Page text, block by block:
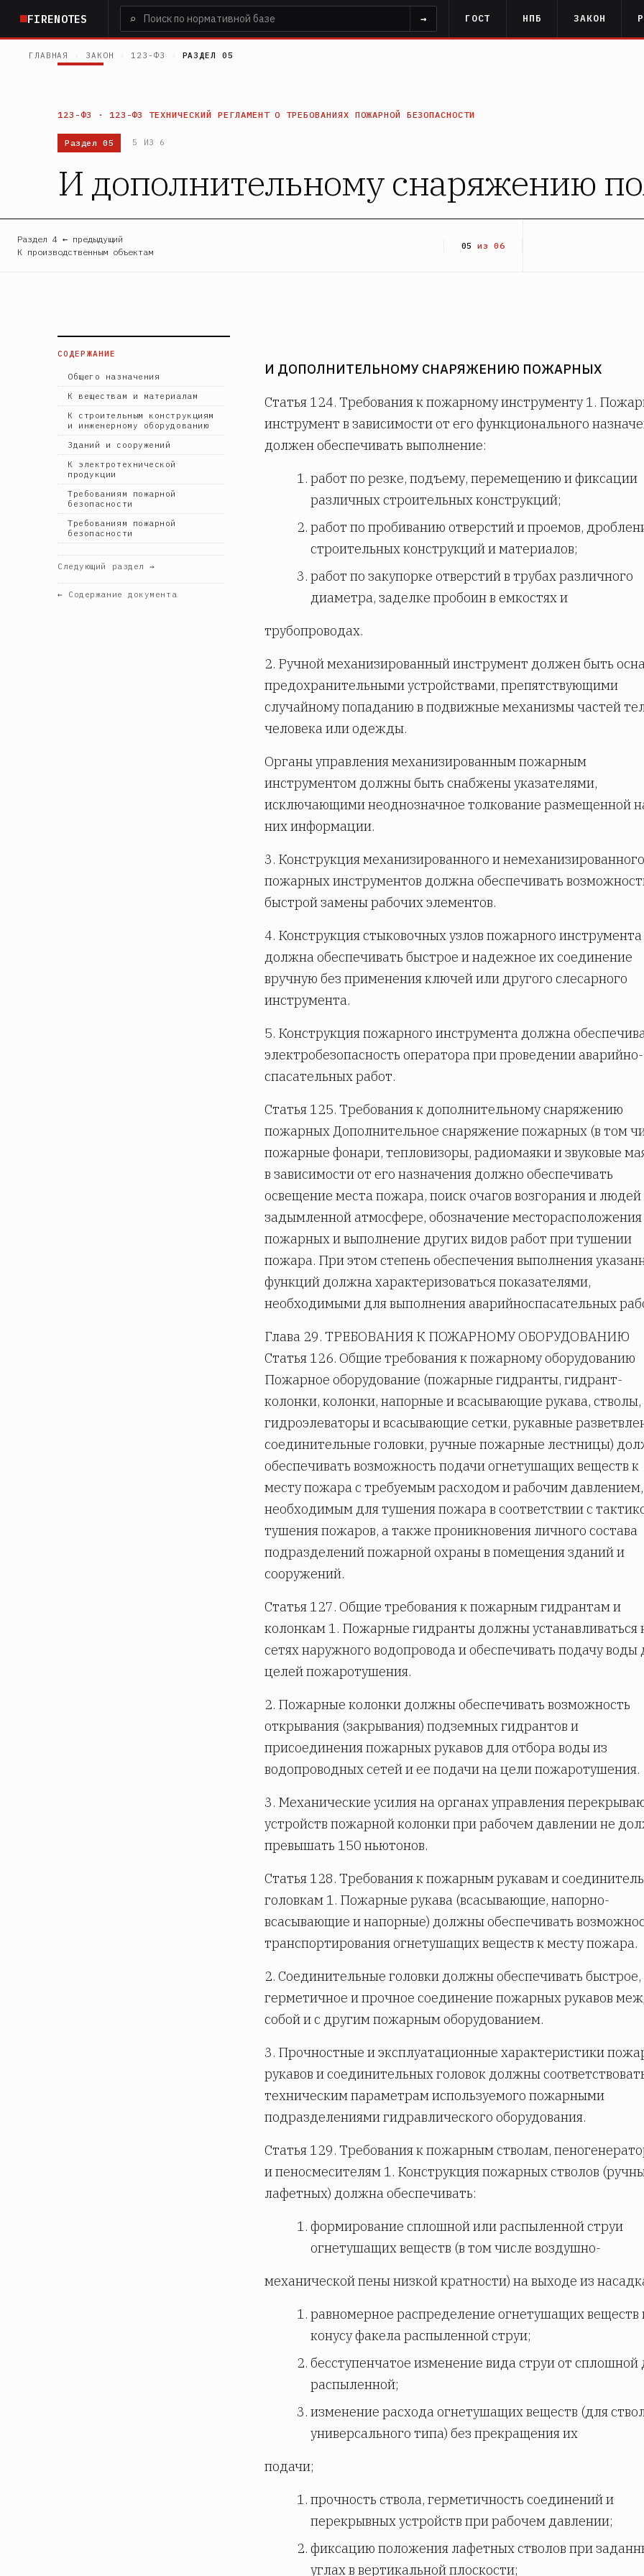
основному
содержанию
FIRENOTES ⌕ → ГОСТ НПБ ЗАКОН
ГЛАВНАЯ ЗАКОН 123-ФЗ РАЗДЕЛ 05
123-ФЗ · 123-ФЗ ТЕХНИЧЕСКИЙ РЕГЛАМЕНТ О ТРЕБОВАНИЯХ ПОЖАРНОЙ БЕЗОПАСНОСТИ
Раздел 05 5 ИЗ 6
И дополнительному снаряжению
Раздел 4 ← предыдущий
К производственным объектам
05 из 06
СОДЕРЖАНИЕ
Общего назначения
К веществам и материалам
К строительным конструкциям
и инженерному оборудованию
Зданий и сооружений
К электротехнической
продукции
Требованиям пожарной
безопасности
Требованиям пожарной
безопасности
Следующий раздел →
← Содержание документа
И ДОПОЛНИТЕЛЬНОМУ СНАРЯЖЕНИЮ ПОЖАРНЫХ
Статья 124. Требования к пожарному инструменту 1.
инструмент в зависимости от его функционального
должен обеспечивать выполнение:
работ по резке, подъему, перемещению и фиксации
различных строительных конструкций;
работ по пробиванию отверстий и проемов,
строительных конструкций и материалов;
работ по закупорке отверстий в трубах различного
диаметра, заделке пробоин в емкостях и
трубопроводах.
2. Ручной механизированный инструмент должен быть
предохранительными устройствами, препятствующими
случайному попаданию в подвижные механизмы частей
человека или одежды.
Органы управления механизированным пожарным
инструментом должны быть снабжены указателями,
исключающими неоднозначное толкование размещенной
них информации.
3. Конструкция механизированного и немеханизированного
пожарных инструментов должна обеспечивать
быстрой замены рабочих элементов.
4. Конструкция стыковочных узлов пожарного инструмента
должна обеспечивать быстрое и надежное их соединение
вручную без применения ключей или другого слесарного
инструмента.
5. Конструкция пожарного инструмента должна
электробезопасность оператора при проведении аварийно-
спасательных работ.
Статья 125. Требования к дополнительному снаряжению
пожарных Дополнительное снаряжение пожарных (в том
пожарные фонари, тепловизоры, радиомаяки и звуковые
в зависимости от его назначения должно обеспечивать
освещение места пожара, поиск очагов возгорания и людей
задымленной атмосфере, обозначение месторасположения
пожарных и выполнение других видов работ при тушении
пожара. При этом степень обеспечения выполнения
функций должна характеризоваться показателями,
необходимыми для выполнения аварийноспасательных
Глава 29. ТРЕБОВАНИЯ К ПОЖАРНОМУ ОБОРУДОВАНИЮ
Статья 126. Общие требования к пожарному оборудованию
Пожарное оборудование (пожарные гидранты, гидрант-
колонки, колонки, напорные и всасывающие рукава, стволы,
гидроэлеваторы и всасывающие сетки, рукавные
соединительные головки, ручные пожарные лестницы)
обеспечивать возможность подачи огнетушащих веществ к
месту пожара с требуемым расходом и рабочим давлением,
необходимым для тушения пожара в соответствии с
тушения пожаров, а также проникновения личного состава
подразделений пожарной охраны в помещения зданий и
сооружений.
Статья 127. Общие требования к пожарным гидрантам и
колонкам 1. Пожарные гидранты должны устанавливаться
сетях наружного водопровода и обеспечивать подачу воды
целей пожаротушения.
2. Пожарные колонки должны обеспечивать возможность
открывания (закрывания) подземных гидрантов и
присоединения пожарных рукавов для отбора воды из
водопроводных сетей и ее подачи на цели пожаротушения.
3. Механические усилия на органах управления
устройств пожарной колонки при рабочем давлении не
превышать 150 ньютонов.
Статья 128. Требования к пожарным рукавам и
головкам 1. Пожарные рукава (всасывающие, напорно-
всасывающие и напорные) должны обеспечивать
транспортирования огнетушащих веществ к месту пожара.
2. Соединительные головки должны обеспечивать быстрое,
герметичное и прочное соединение пожарных рукавов
собой и с другим пожарным оборудованием.
3. Прочностные и эксплуатационные характеристики
рукавов и соединительных головок должны
техническим параметрам используемого пожарными
подразделениями гидравлического оборудования.
Статья 129. Требования к пожарным стволам,
и пеносмесителям 1. Конструкция пожарных стволов
лафетных) должна обеспечивать:
формирование сплошной или распыленной струи
огнетушащих веществ (в том числе воздушно-
механической пены низкой кратности) на выходе из
равномерное распределение огнетушащих веществ
конусу факела распыленной струи;
бесступенчатое изменение вида струи от сплошной
распыленной;
изменение расхода огнетушащих веществ (для
универсального типа) без прекращения их
подачи;
прочность ствола, герметичность соединений и
перекрывных устройств при рабочем давлении;
фиксацию положения лафетных стволов при
углах в вертикальной плоскости;